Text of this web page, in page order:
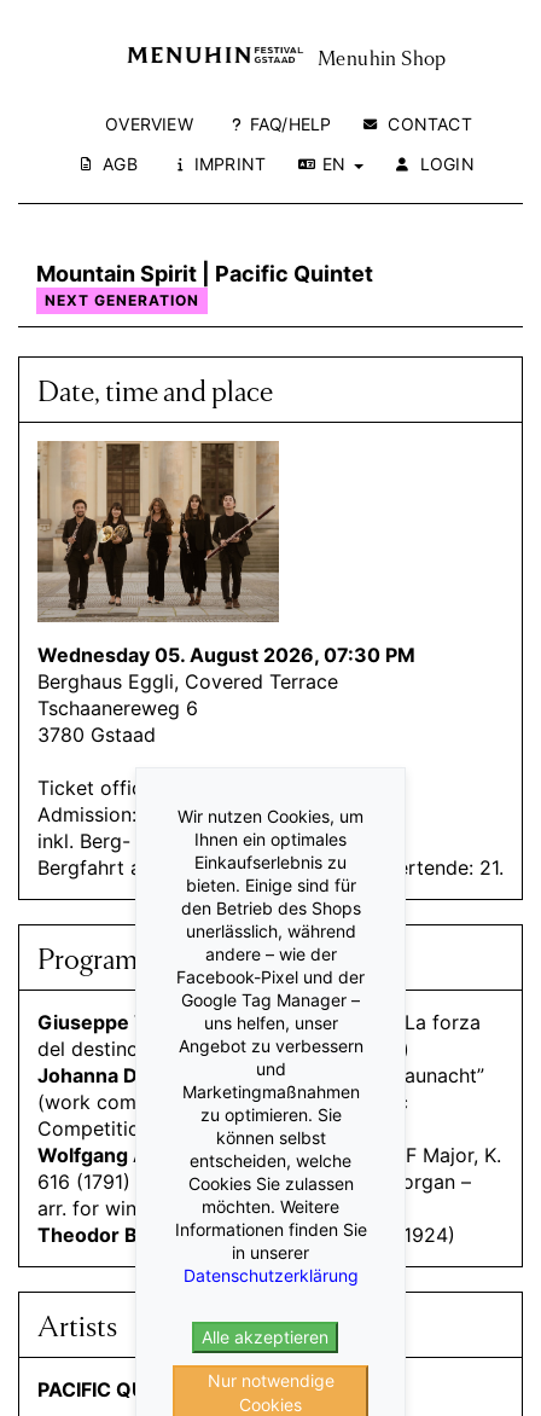
OVERVIEW FAQ/HELP
CONTACT
AGB
IMPRINT EN LOGIN
Menuhin Shop
Mountain Spirit | Pacific Quintet
NEXT GENERATION
Date, time and place
Wednesday 05. August 2026, 07:30 PM
Berghaus Eggli, Covered Terrace
Tschaanereweg 6
3780 Gstaad
Ticket office opening: 18:00
Admission: 19:00
inkl. Berg- und Talfahrt
Bergfahrt ab 18.15h, Talfahrt nach Konzertende: 21.00
Program
Giuseppe Verdi
Overture to the opera “La forza
del destino” (1861) (arr. for wind quintet)
Johanna Doderer
Wind Quintet No. 1 “Raunacht”
(work commissionned by the ARD Music
Competition 2024)
Wolfgang Amadeus Mozart Andante in F Major, K.
616 (1791) (orig. for a small mechanical organ –
arr. for wind quintet)
Theodor BlumerWind Quintet, Op. 52 (1924)
Artists
PACIFIC QUINTET
Wir nutzen Cookies, um
Ihnen ein optimales
Einkaufserlebnis zu
bieten. Einige sind für
den Betrieb des Shops
unerlässlich, während
andere – wie der
Facebook-Pixel und der
Google Tag Manager –
uns helfen, unser
Angebot zu verbessern
und
Marketingmaßnahmen
zu optimieren. Sie
können selbst
entscheiden, welche
Cookies Sie zulassen
möchten. Weitere
Informationen finden Sie
in unserer
Datenschutzerklärung
Alle akzeptieren
Nur notwendige
Cookies